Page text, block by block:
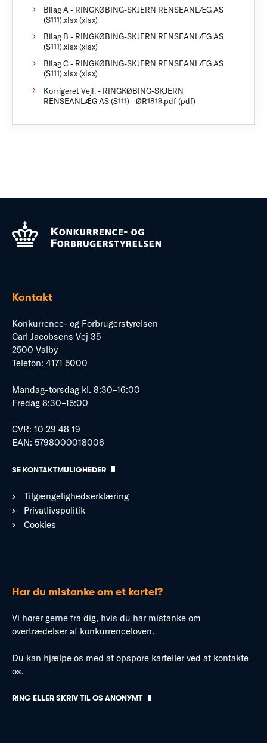
Bilag A - RINGKØBING-SKJERN RENSEANLÆG AS
(S111).xlsx (xlsx)
Bilag B - RINGKØBING-SKJERN RENSEANLÆG AS
(S111).xlsx (xlsx)
Bilag C - RINGKØBING-SKJERN RENSEANLÆG AS
(S111).xlsx (xlsx)
Korrigeret Vejl. - RINGKØBING-SKJERN
RENSEANLÆG AS (S111) - ØR1819.pdf (pdf)
Kontakt
Konkurrence- og Forbrugerstyrelsen
Carl Jacobsens Vej 35
2500 Valby
Telefon: 4171 5000
Mandag–torsdag kl. 8:30–16:00
Fredag 8:30–15:00
CVR: 10 29 48 19
EAN: 5798000018006
SE KONTAKTMULIGHEDER
Tilgængelighedserklæring
Privatlivspolitik
Cookies
Har du mistanke om et kartel?
Vi hører gerne fra dig, hvis du har mistanke om
overtrædelser af konkurrenceloven.
Du kan hjælpe os med at opspore karteller ved at kontakte
os.
RING ELLER SKRIV TIL OS ANONYMT